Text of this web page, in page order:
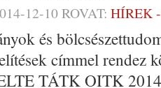
12-10ROVAT: HÍREK
és
címmel rendez
TÁTK OITK